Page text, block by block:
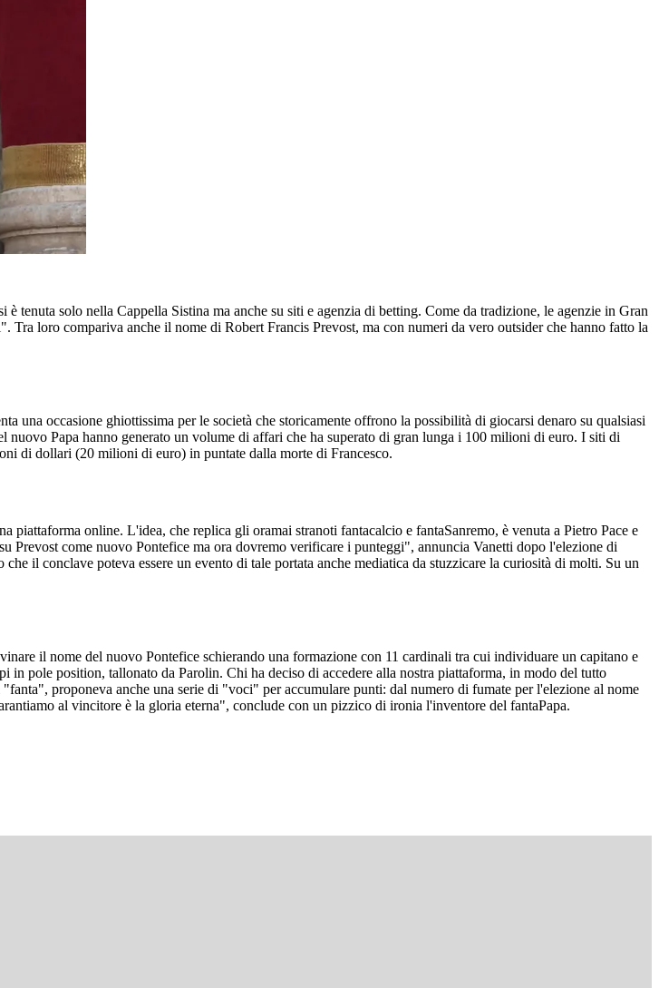
tenuta solo nella Cappella Sistina ma anche su siti e agenzia di betting. Come da tradizione, le agenzie in Gran
loro compariva anche il nome di Robert Francis Prevost, ma con numeri da vero outsider che hanno fatto la
una occasione ghiottissima per le società che storicamente offrono la possibilità di giocarsi denaro su qualsiasi
nuovo Papa hanno generato un volume di affari che ha superato di gran lunga i 100 milioni di euro. I siti di
di dollari (20 milioni di euro) in puntate dalla morte di Francesco.
online. L'idea, che replica gli oramai stranoti fantacalcio e fantaSanremo, è venuta a Pietro Pace e
come nuovo Pontefice ma ora dovremo verificare i punteggi", annuncia Vanetti dopo l'elezione di
il conclave poteva essere un evento di tale portata anche mediatica da stuzzicare la curiosità di molti. Su un
il nome del nuovo Pontefice schierando una formazione con 11 cardinali tra cui individuare un capitano e
pole position, tallonato da Parolin. Chi ha deciso di accedere alla nostra piattaforma, in modo del tutto
proponeva anche una serie di "voci" per accumulare punti: dal numero di fumate per l'elezione al nome
al vincitore è la gloria eterna", conclude con un pizzico di ironia l'inventore del fantaPapa.